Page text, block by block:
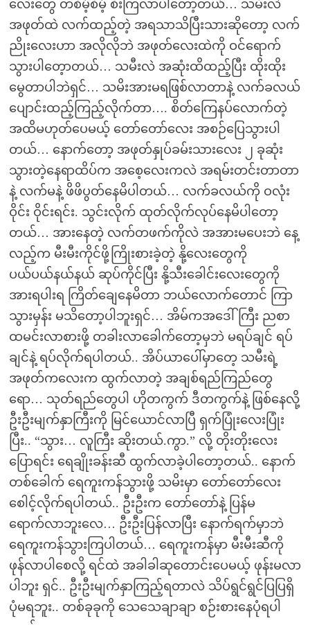
လေးတွေ တစိမ့်စိမ့် စီးကြလာပါတော့တယ်… သမီးလဲ
အဖုတ်ထဲ လက်ထည့်တဲ့ အရသာသိပြီးသားဆိုတော့ လက်
ညိုးလေးဟာ အလိုလိုဘဲ အဖုတ်လေးထဲကို ဝင်ရောက်
သွားပါတေ့ာတယ်… သမီးလဲ အဆုံးထိထည့်ပြီး ထိုးထိုး
မွေတာပါဘဲရှင်… သမိးအားမရဖြစ်လာတာနဲ့ လက်ခလယ်
ပျောင်းထည့်ကြည့်လိုက်တာ…. စိတ်ကြေနပ်လောက်တဲ့
အထိမဟုတ်ပေမယ့် တော်တော်လေး အစဉ်ပြေသွားပါ
တယ်… နောက်တော့ အဖုတ်နှုပ်ခမ်းသားလေး ၂ ခုဆုံး
သွားတဲ့နေရာထိပ်က အစေ့လေးကလဲ အရမ်းတင်းတာတာ
နဲ့ လက်မနဲ့ ဖိဖိပွတ်နေမိပါတယ်… လက်ခလယ်ကို ဝလုံး
ဝိုင်း ဝိုင်းရင်း. သွင်းလိုက် ထုတ်လိုက်လုပ်နေမိပါတော့
တယ်… အားနေတဲ့ လက်တဖက်ကိုလဲ အအားမပေးဘဲ နေ့
လည့်က မီးမီးကိုင်ဖို့ကြိုးစားခဲ့တဲ့ နို့လေးတွေကို
ပယ်ပယ်နယ်နယ် ဆုပ်ကိုင်ပြီး နို့သီးခေါင်းလေးတွေကို
အားရပါးရ ကြိတ်ချေနေမိတာ ဘယ်လောက်တောင် ကြာ
သွားမှန်း မသိတော့ပါဘူးရှင်… အိမ်ကအဒေါ်ကြီး ညစာ
ထမင်းလာစားဖို့ တခါးလာခေါက်တော့မှဘဲ မရပ်ချင် ရပ်
ချင်နဲ့ ရပ်လိုက်ရပါတယ်.. အိပ်ယာပေါ်မှာတေ့ သမီးရဲ့
အဖုတ်ကလေးက ထွက်လာတဲ့ အချစ်ရည်ကြည်တွေ
ရော… သုတ်ရည်တွေပါ ဟိုတကွက် ဒီတကွက်နဲ့ ဖြစ်နေလို့
ဦးဦးမျက်နှာကြီးကို မြင်ယောင်လာပြီ ရှက်ပြုံးလေးပြုံး
ပြီး.. “သွား… လူကြီး ဆိုးတယ်.ကွာ.” လို့ တိုးတိုးလေး
ပြောရင်း ရေချိုးခန်းဆီ ထွက်လာခဲ့ပါတော့တယ်.. နောက်
တစ်ခေါက် ရေကူးကန်သွားဖို့ သမိးမှာ တော်တော်လေး
စေါင့်လိုက်ရပါတယ်.. ဦးဦးက တော်တော်နဲ့ ပြန်မ
ရောက်လာဘူးလေ… ဦးဦးပြန်လာပြီး နောက်ရက်မှာဘဲ
ရေကူးကန်သွားကြပါတယ်… ရေကူးကန်မှာ မီးမီးဆီကို
ဖုန်လာပါစေလို့ ရင်ထဲ အခါခါဆုတောင်းပေမယ့် ဖုန်းမလာ
ပါဘူး ရှင်.. ဦးဦးမျက်နှာကြည့်ရတာလဲ သိပ်ရွင်ရွင်ပြပြရှိ
ပုံမရဘူး.. တစ်ခုခုကို သေသေချာချာ စဉ်းစားနေပုံရပါ